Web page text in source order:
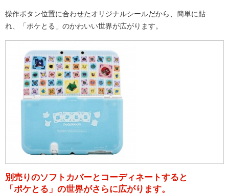
操作ボタン位置に合わせたオリジナルシールだから、簡単に貼
れ、「ポケとる」のかわいい世界が広がります。
別売りのソフトカバーとコーディネートすると
「ポケとる」の世界がさらに広がります。